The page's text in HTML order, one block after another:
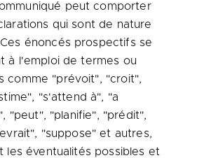
peut comporter
qui sont de nature
énoncés prospectifs se
à l'emploi de termes ou
comme "prévoit", "croit",
"s'attend à", "a
"peut", "planifie", "prédit",
"suppose" et autres,
les éventualités possibles et